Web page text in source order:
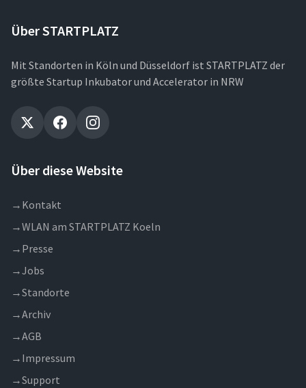
Über STARTPLATZ
Mit Standorten in Köln und Düsseldorf ist STARTPLATZ der
größte Startup Inkubator und Accelerator in NRW
Über diese Website
→ Kontakt
→WLAN am STARTPLATZ Koeln
→ Presse
→Jobs
→Standorte
→Archiv
→AGB
→ Impressum
→Support